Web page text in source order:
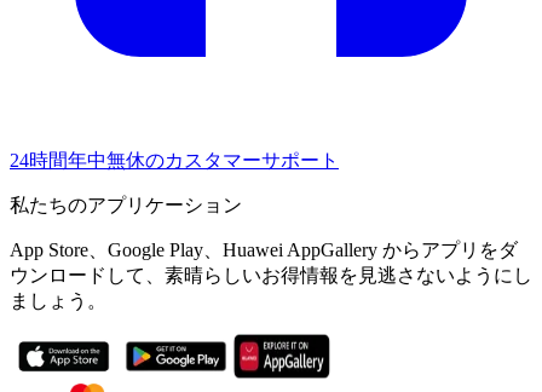
24時間年中無休のカスタマーサポート
私たちのアプリケーション
App Store、Google Play、Huawei AppGallery からアプリをダ
ウンロードして、素晴らしいお得情報を見逃さないようにし
ましょう。